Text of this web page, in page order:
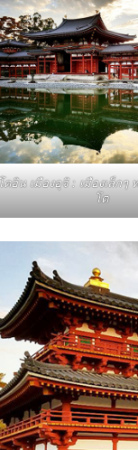
ดอิน เมืองอุจิ : เมืองเล็กๆ
โต